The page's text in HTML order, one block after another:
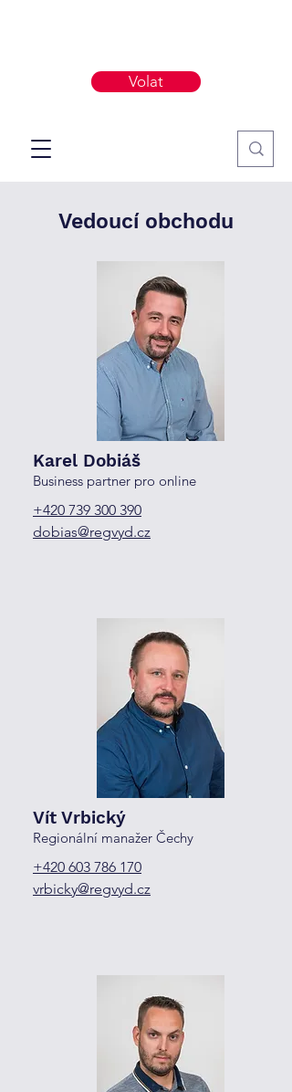
Volat
Vedoucí obchodu
Karel Dobiáš
Business partner pro online
+420 739 300 390
dobias@regvyd.cz
Vít Vrbický
Regionální manažer Čechy
+420 603 786 170
vrbicky@regvyd.cz